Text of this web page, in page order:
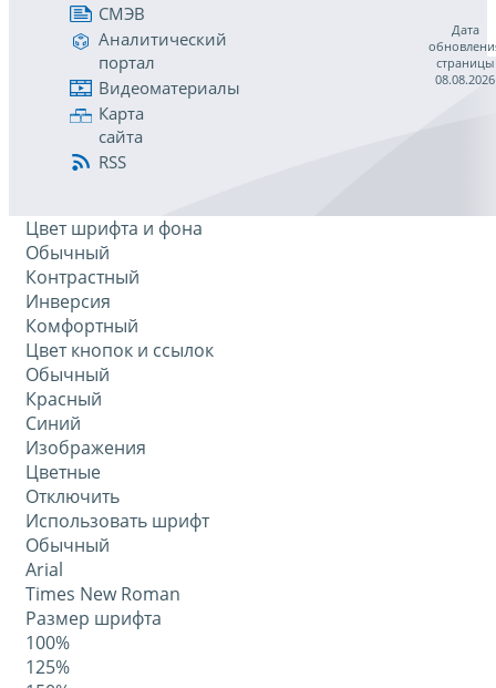
СМЭВ
Аналитический
портал
Видеоматериалы
Карта
сайта
RSS
Дата
страницы
08.08.2026
Цвет шрифта и фона
Обычный
Контрастный
Инверсия
Комфортный
Цвет кнопок и ссылок
Обычный
Красный
Синий
Изображения
Цветные
Отключить
Использовать шрифт
Обычный
Arial
Times New Roman
Размер шрифта
100%
125%